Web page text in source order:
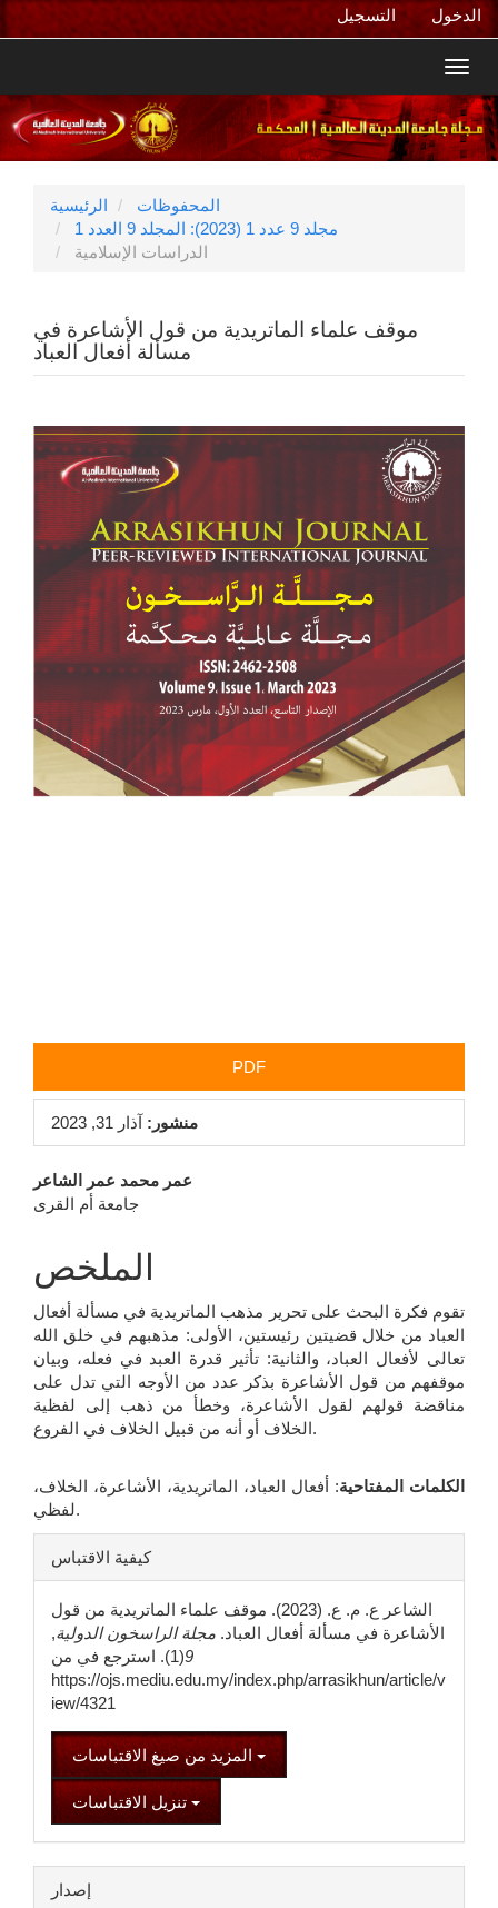
الرئيسي
الشريط
الجانبي
التسجيل الدخول
الرئيسية
المحفوظات
مجلد 9 عدد 1 (2023): المجلد 9 العدد 1
الدراسات الإسلامية
موقف علماء الماتريدية من قول الأشاعرة في
مسألة أفعال العباد
الشريط
الجانبي
للمقالة
PDF
منشور: آذار 31, 2023
محتوى
المقالة
الرئيسي
عمر محمد عمر الشاعر
جامعة أم القرى
الملخص
تقوم فكرة البحث على تحرير مذهب الماتريدية في مسألة أفعال
العباد من خلال قضيتين رئيستين، الأولى: مذهبهم في خلق الله
تعالى لأفعال العباد، والثانية: تأثير قدرة العبد في فعله، وبيان
موقفهم من قول الأشاعرة بذكر عدد من الأوجه التي تدل على
مناقضة قولهم لقول الأشاعرة، وخطأ من ذهب إلى لفظية
الخلاف أو أنه من قبيل الخلاف في الفروع.
الكلمات المفتاحية: أفعال العباد، الماتريدية، الأشاعرة، الخلاف،
لفظي.
تفاصيل
المقالة
كيفية الاقتباس
الشاعر ع. م. ع. (2023). موقف علماء الماتريدية من قول
الأشاعرة في مسألة أفعال العباد. مجلة الراسخون الدولية,
9
(1). استرجع في من
https://ojs.mediu.edu.my/index.php/arrasikhun/article/v
iew/4321
المزيد من صيغ الاقتباسات
تنزيل الاقتباسات
إصدار